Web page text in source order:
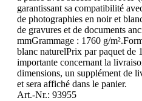
garantissant sa compatibilité
de photographies en noir et
de gravures et de documents
mmGrammage : 1760 g/
blanc naturelPrix par paquet de
importante concernant la
dimensions, un supplément de
et sera affiché dans le panier.
Art.-Nr.: 93955